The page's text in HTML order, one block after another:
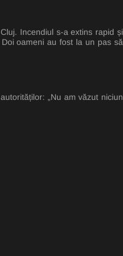
Incendiul s-a extins rapid și
oameni au fost la un pas să
„Nu am văzut niciun